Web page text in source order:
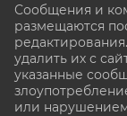
Сообщения и
размещаются
удалить их с
указанные
или